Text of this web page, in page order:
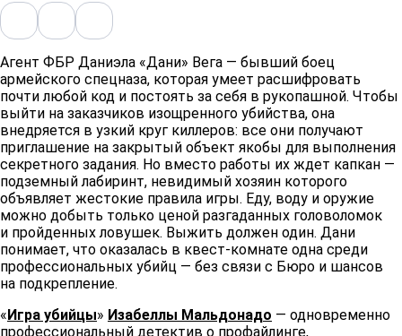
Агент ФБР Даниэла «Дани» Вега — бывший боец
армейского спецназа, которая умеет расшифровать
почти любой код и постоять за себя в рукопашной. Чтобы
выйти на заказчиков изощренного убийства, она
внедряется в узкий круг киллеров: все они получают
приглашение на закрытый объект якобы для выполнения
секретного задания. Но вместо работы их ждет капкан —
подземный лабиринт, невидимый хозяин которого
объявляет жестокие правила игры. Еду, воду и оружие
можно добыть только ценой разгаданных головоломок
и пройденных ловушек. Выжить должен один. Дани
понимает, что оказалась в квест-комнате одна среди
профессиональных убийц — без связи с Бюро и шансов
на подкрепление.
« Игра убийцы» Изабеллы Мальдонадо — одновременно
профессиональный детектив о профайлинге,